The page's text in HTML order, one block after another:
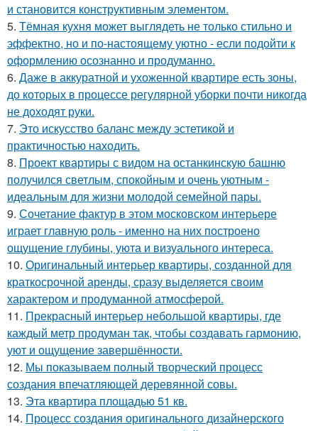
и становится конструктивным элементом.
5. Тёмная кухня может выглядеть не только стильно и
эффектно, но и по-настоящему уютно - если подойти к
оформлению осознанно и продуманно.
6. Даже в аккуратной и ухоженной квартире есть зоны,
до которых в процессе регулярной уборки почти никогда
не доходят руки.
7. Это искусство баланс между эстетикой и
практичностью находить.
8. Проект квартиры с видом на останкинскую башню
получился светлым, спокойным и очень уютным -
идеальным для жизни молодой семейной пары.
9. Сочетание фактур в этом московском интерьере
играет главную роль - именно на них построено
ощущение глубины, уюта и визуального интереса.
10. Оригинальный интерьер квартиры, созданной для
краткосрочной аренды, сразу выделяется своим
характером и продуманной атмосферой.
11. Прекрасный интерьер небольшой квартиры, где
каждый метр продуман так, чтобы создавать гармонию,
уют и ощущение завершённости.
12. Мы показываем полный творческий процесс
создания впечатляющей деревянной совы.
13. Эта квартира площадью 51 кв.
14. Процесс создания оригинального дизайнерского